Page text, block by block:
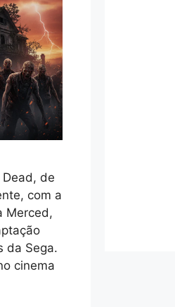
de
com a
Merced,
da Sega.
cinema